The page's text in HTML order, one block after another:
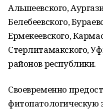
Альшеевского,
Белебеевского,
Ермекеевского,
Стерлитамакского,
районов республики.
Своевременно
фитопатологическую